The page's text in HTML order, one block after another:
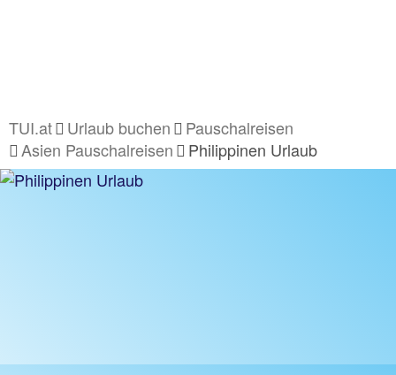
TUI.at Urlaub buchen
Pauschalreisen
Asien Pauschalreisen
Philippinen Urlaub